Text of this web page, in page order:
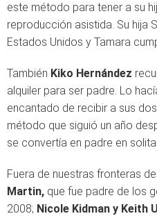
este método para tener a su
reproducción asistida. Su hija
Estados Unidos y Tamara
También Kiko Hernández
alquiler para ser padre. Lo
encantado de recibir a sus
método que siguió un año
se convertía en padre en
Fuera de nuestras fronteras
Martin, que fue padre de los
2008; Nicole Kidman y Keith